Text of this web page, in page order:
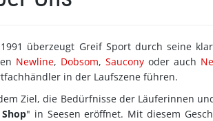
überzeugt Greif Sport durch seine
Newline, Dobsom,Saucony oder auch
in der Laufszene führen.
Ziel, die Bedürfnisse der Läuferinnen
" in Seesen eröffnet. Mit diesem